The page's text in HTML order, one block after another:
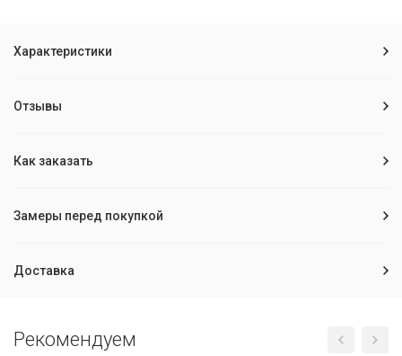
Характеристики
Отзывы
Как заказать
Замеры перед покупкой
Доставка
Рекомендуем